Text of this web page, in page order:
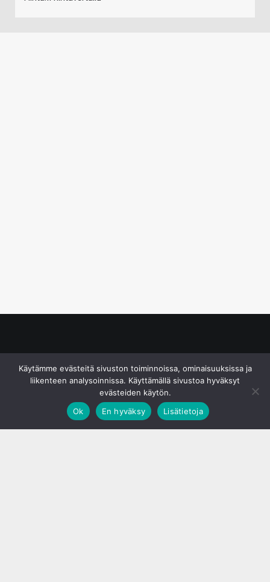
Käytämme evästeitä sivuston toiminnoissa, ominaisuuksissa ja
liikenteen analysoinnissa. Käyttämällä sivustoa hyväksyt
evästeiden käytön.
Ok
En hyväksy Lisätietoja